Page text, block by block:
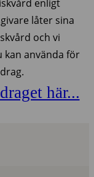
enligt
låter sina
och vi
kan använda för
här...